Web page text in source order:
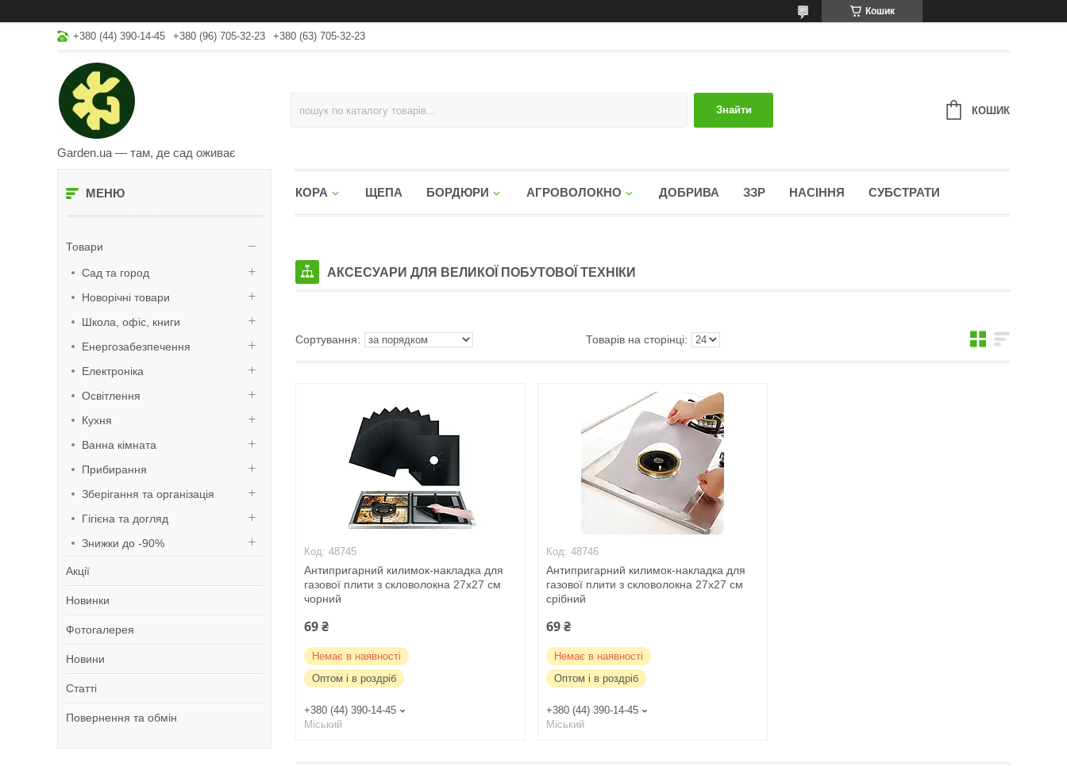
Кошик
+380 (44) 390-14-45 +380 (96) 705-32-23 +380 (63) 705-32-23
Garden.ua — там, де сад оживає
Знайти КОШИК
Товари
Сад та город
Новорічні товари
Школа, офіс, книги
Енергозабезпечення
Електроніка
Освітлення
Кухня
Ванна кімната
Прибирання
Зберігання та організація
Гігієна та догляд
Знижки до -90%
Акції
Новинки
Фотогалерея
Новини
Статті
Повернення та обмін
КОРА ЩЕПА БОРДЮРИ АГРОВОЛОКНО ДОБРИВА ЗЗР НАСІННЯ СУБСТРАТИ
АКСЕСУАРИ ДЛЯ ВЕЛИКОЇ ПОБУТОВОЇ ТЕХНІКИ
48745
Антипригарний килимок-накладка для
газової плити з скловолокна 27х27 см
чорний
69 ₴
Немає в наявності
Оптом і в роздріб
+380 (44) 390-14-45
Міський
48746
Антипригарний килимок-накладка для
газової плити з скловолокна 27х27 см
срібний
69 ₴
Немає в наявності
Оптом і в роздріб
+380 (44) 390-14-45
Міський